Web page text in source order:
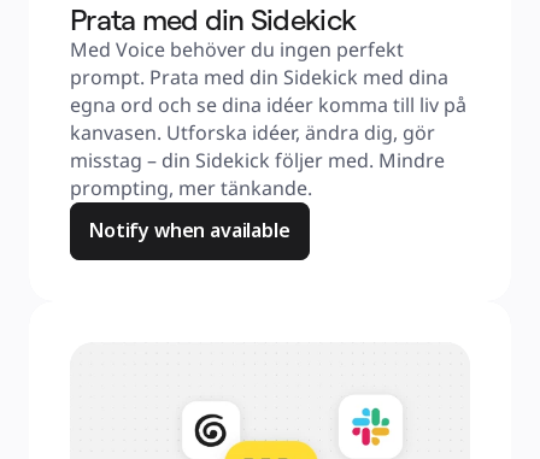
Prata med din Sidekick
Med Voice behöver du ingen perfekt
prompt. Prata med din Sidekick med dina
egna ord och se dina idéer komma till liv på
kanvasen. Utforska idéer, ändra dig, gör
misstag – din Sidekick följer med. Mindre
prompting, mer tänkande.
Notify when available